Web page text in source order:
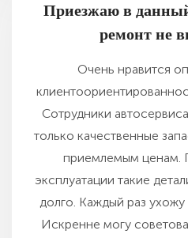
Приезжаю в
ремонт не
Очень нравится
Сотрудники
только качественные
приемлемым ценам.
эксплуатации такие
долго. Каждый раз
Искренне могу